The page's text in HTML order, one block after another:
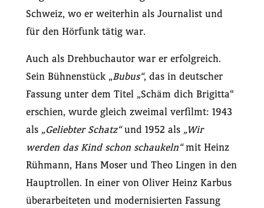
Schweiz, wo er weiterhin als Journalist und
für den Hörfunk tätig war.
Auch als Drehbuchautor war er erfolgreich.
Sein Bühnenstück „Bubus“, das in deutscher
Fassung unter dem Titel „Schäm dich Brigitta“
erschien, wurde gleich zweimal verfilmt: 1943
als „Geliebter Schatz“und 1952 als „Wir
werden das Kind schon schaukeln“mit Heinz
Rühmann, Hans Moser und Theo Lingen in den
Hauptrollen. In einer von Oliver Heinz Karbus
überarbeiteten und modernisierten Fassung